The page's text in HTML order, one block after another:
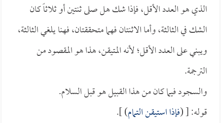
الذي هو العدد الأقل، فإذا شك هل صلى ثنتين أو ثلاثاً كان
الشك في الثالثة، وأما الاثنتان فهما متحققتان، فهنا يلغي الثالثة،
ويبني على العدد الأقل؛ لأنه المتيقن، هذا هو المقصود من
الترجمة.
والسجود فيما كان من هذا القبيل هو قبل السلام.
قوله: [ (فإذا استيقن التمام) ].